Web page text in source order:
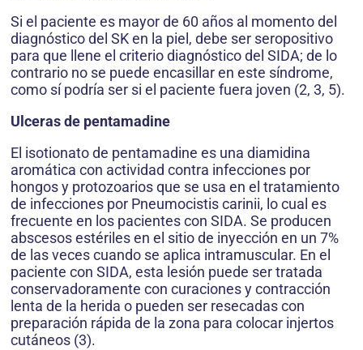
Si el paciente es mayor de 60 años al momento del
diagnóstico del SK en la piel, debe ser seropositivo
para que llene el criterio diagnóstico del SIDA; de lo
contrario no se puede encasillar en este síndrome,
como sí podría ser si el paciente fuera joven (2, 3, 5).
Ulceras de pentamadine
El isotionato de pentamadine es una diamidina
aromática con actividad contra infecciones por
hongos y protozoarios que se usa en el tratamiento
de infecciones por Pneumocistis carinii, lo cual es
frecuente en los pacientes con SIDA. Se producen
abscesos estériles en el sitio de inyección en un 7%
de las veces cuando se aplica intramuscular. En el
paciente con SIDA, esta lesión puede ser tratada
conservadoramente con curaciones y contracción
lenta de la herida o pueden ser resecadas con
preparación rápida de la zona para colocar injertos
cutáneos (3).